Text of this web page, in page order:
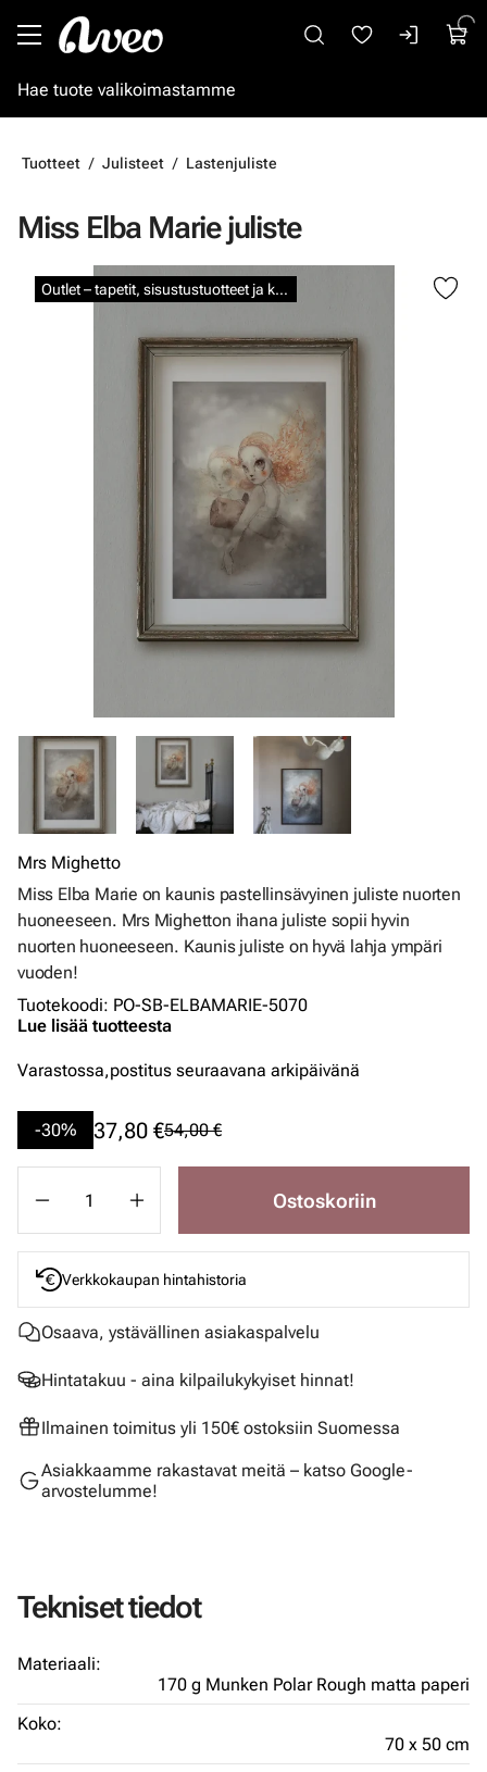
Tuotteet Julisteet Lastenjuliste
Miss Elba Marie juliste
Outlet – tapetit, sisustustuotteet ja kalkkimaalit
Ohita kuvat
Mrs Mighetto
Miss Elba Marie on kaunis pastellinsävyinen juliste nuorten
huoneeseen. Mrs Mighetton ihana juliste sopii hyvin
nuorten huoneeseen. Kaunis juliste on hyvä lahja ympäri
vuoden!
Tuotekoodi: PO-SB-ELBAMARIE-5070
Lue lisää tuotteesta
Varastossa,postitus seuraavana arkipäivänä
-30% 37,80 €54,00 €
Ostoskoriin
Verkkokaupan hintahistoria
Osaava, ystävällinen asiakaspalvelu
Hintatakuu - aina kilpailukykyiset hinnat!
Ilmainen toimitus yli 150€ ostoksiin Suomessa
Asiakkaamme rakastavat meitä – katso Google-
arvostelumme!
Tekniset tiedot
Materiaali:
170 g Munken Polar Rough matta paperi
Koko:
70 x 50 cm